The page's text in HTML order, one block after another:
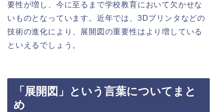
要性が増し、今に至るまで学校教育において欠かせな
いものとなっています。近年では、3Dプリンタなどの
技術の進化により、展開図の重要性はより増している
といえるでしょう。
「展開図」という言葉についてまと
め